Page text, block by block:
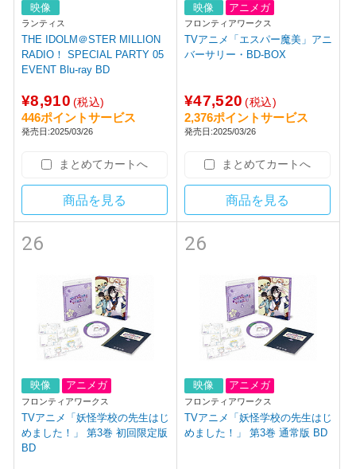
映像
ランティス
THE IDOLM＠STER MILLION
RADIO！ SPECIAL PARTY 05
EVENT Blu-ray BD
¥8,910 (税込)
446ポイントサービス
発売日:2025/03/26
まとめてカートへ
商品を見る
映像 アニメガ
フロンティアワークス
TVアニメ「エスパー魔美」アニ
バーサリー・BD-BOX
¥47,520 (税込)
2,376ポイントサービス
発売日:2025/03/26
まとめてカートへ
商品を見る
26
映像 アニメガ
フロンティアワークス
TVアニメ「妖怪学校の先生はじ
めました！」 第3巻 初回限定版
BD
26
映像 アニメガ
フロンティアワークス
TVアニメ「妖怪学校の先生はじ
めました！」 第3巻 通常版 BD